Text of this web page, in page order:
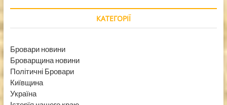
КАТЕГОРІЇ
Бровари новини
Броварщина новини
Політичні Бровари
Київщина
Україна